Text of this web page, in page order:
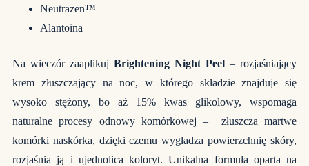
Neutrazen™
Alantoina
Na wieczór zaaplikuj Brightening Night Peel – rozjaśniający
krem złuszczający na noc, w którego składzie znajduje się
wysoko stężony, bo aż 15% kwas glikolowy, wspomaga
naturalne procesy odnowy komórkowej – złuszcza martwe
komórki naskórka, dzięki czemu wygładza powierzchnię skóry,
rozjaśnia ją i ujednolica koloryt. Unikalna formuła oparta na